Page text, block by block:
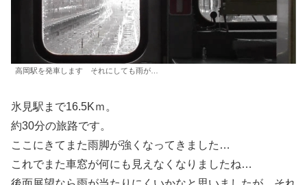
高岡駅を発車します それにしても雨が…
氷見駅まで16.5Kｍ。
約30分の旅路です。
ここにきてまた雨脚が強くなってきました…
これでまた車窓が何にも見えなくなりましたね…